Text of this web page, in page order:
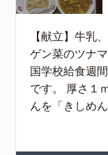
【献立】牛乳
ゲン菜のツナ
国学校給食週
です。 厚さ１
んを「きしめ